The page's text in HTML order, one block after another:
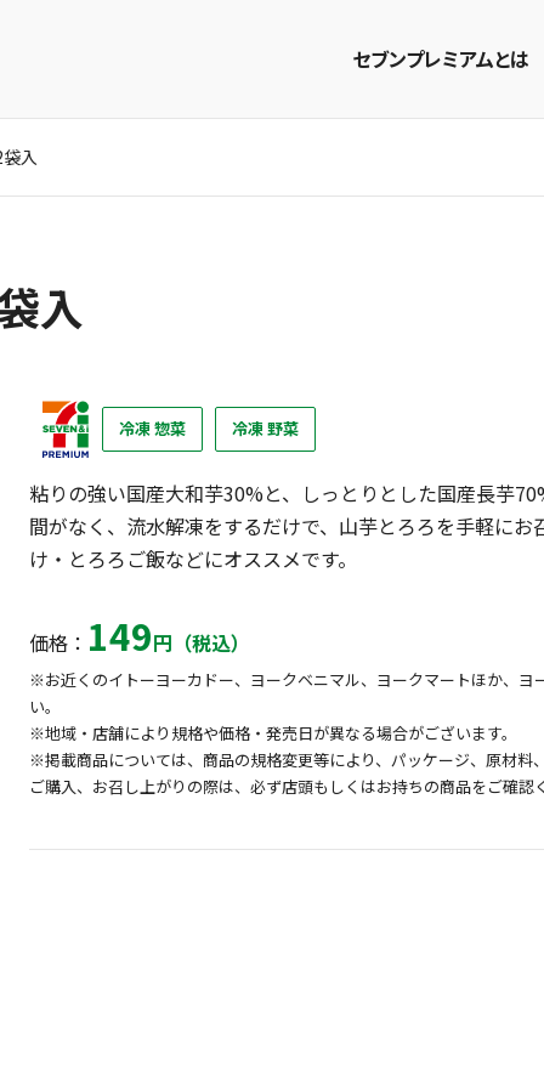
セブンプレミアムとは
入
入
冷凍 惣菜 冷凍 野菜
粘りの強い国産大和芋30%と、しっとりとした国産長芋
間がなく、流水解凍をするだけで、山芋とろろを手軽に
け・とろろご飯などにオススメです。
価格： 149円（税込）
※お近くのイトーヨーカドー、ヨークベニマル、ヨークマートほか、
い。
※地域・店舗により規格や価格・発売日が異なる場合がございます。
※掲載商品については、商品の規格変更等により、パッケージ、原材
ご購入、お召し上がりの際は、必ず店頭もしくはお持ちの商品をご確認